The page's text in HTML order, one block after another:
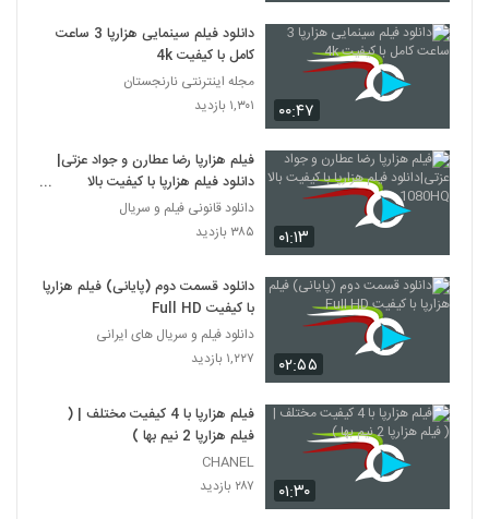
۰۰:۴۷
دانلود فیلم سینمایی هزارپا 3 ساعت
کامل با کیفیت 4k
مجله اینترنتی نارنجستان
۱,۳۰۱ بازدید
۰۱:۱۳
فیلم هزارپا رضا عطارن و جواد عزتی|
دانلود فیلم هزارپا با کیفیت بالا
1080HQ
دانلود قانونی فیلم و سریال
۳۸۵ بازدید
۰۲:۵۵
دانلود قسمت دوم (پایانی) فیلم هزارپا
با کیفیت Full HD
دانلود فیلم و سریال های ایرانی
۱,۲۲۷ بازدید
۰۱:۳۰
فیلم هزارپا با 4 کیفیت مختلف | (
فیلم هزارپا 2 نیم بها )
CHANEL
۲۸۷ بازدید